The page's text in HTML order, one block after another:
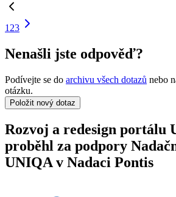
1 23
Nenašli jste odpověď?
Podívejte se do archivu všech dotazů nebo
otázku.
Položit nový dotaz
Rozvoj a redesign portálu
proběhl za podpory
UNIQA v Nadaci Pontis